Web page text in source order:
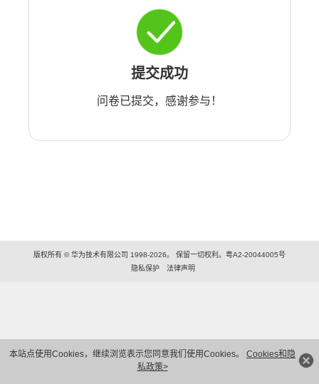
本站点使用Cookies，继续浏览表示您同意我们使用Cookies。 Cookies和隐
私政策>
提交成功
问卷已提交，感谢参与！
版权所有 © 华为技术有限公司 1998-2026。 保留一切权利。粤A2-20044005号
隐私保护
法律声明